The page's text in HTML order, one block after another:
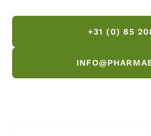
+31 (0) 85